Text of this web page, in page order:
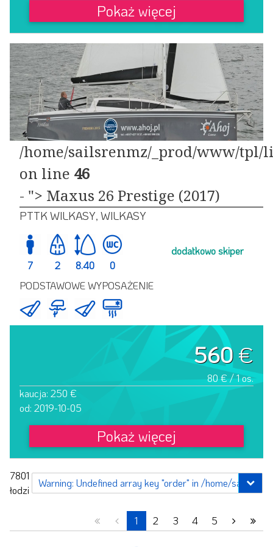
Pokaż więcej
/home/sailsrenmz/_prod/www/tpl/
on line 46
- "> Maxus 26 Prestige (2017)
PTTK WILKASY, WILKASY
7 2 8.40 0
dodatkowo skiper
PODSTAWOWE WYPOSAŻENIE
560€
80 € / 1 os.
kaucja: 250 €
od: 2019-10-05
Pokaż więcej
7801
łodzi
1 2 3 4 5